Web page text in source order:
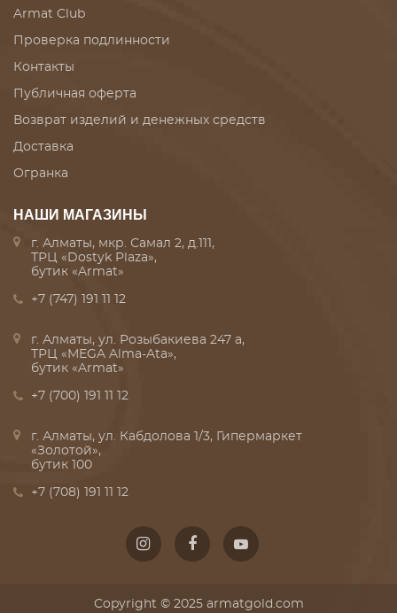
Armat Club
Проверка подлинности
Контакты
Публичная оферта
Возврат изделий и денежных средств
Доставка
Огранка
НАШИ МАГАЗИНЫ
г. Алматы, мкр. Самал 2, д.111,
ТРЦ «Dostyk Plaza»,
бутик «Armat»
+7 (747) 191 11 12
г. Алматы, ул. Розыбакиева 247 а,
ТРЦ «MEGA Alma-Ata»,
бутик «Armat»
+7 (700) 191 11 12
г. Алматы, ул. Кабдолова 1/3, Гипермаркет
«Золотой»,
бутик 100
+7 (708) 191 11 12
Copyright © 2025 armatgold.com